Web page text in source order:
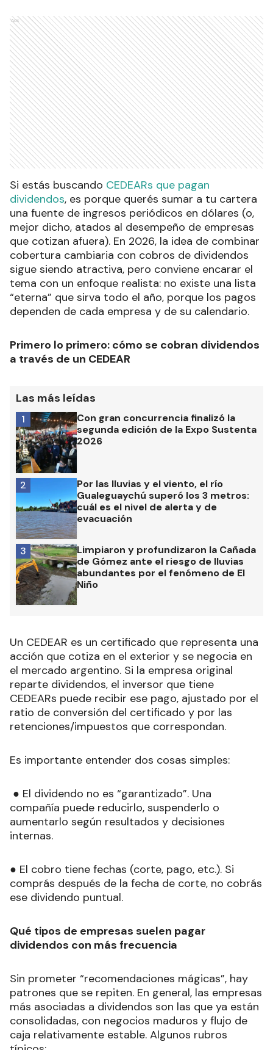
Ads
Si estás buscando CEDEARs que pagan
dividendos, es porque querés sumar a tu cartera
una fuente de ingresos periódicos en dólares (o,
mejor dicho, atados al desempeño de empresas
que cotizan afuera). En 2026, la idea de combinar
cobertura cambiaria con cobros de dividendos
sigue siendo atractiva, pero conviene encarar el
tema con un enfoque realista: no existe una lista
“eterna” que sirva todo el año, porque los pagos
dependen de cada empresa y de su calendario.
Primero lo primero: cómo se cobran dividendos
a través de un CEDEAR
Las más leídas
Con gran concurrencia finalizó la
segunda edición de la Expo Sustenta
2026
1
Por las lluvias y el viento, el río
Gualeguaychú superó los 3 metros:
cuál es el nivel de alerta y de
evacuación
2
Limpiaron y profundizaron la Cañada
de Gómez ante el riesgo de lluvias
abundantes por el fenómeno de El
Niño
3
Un CEDEAR es un certificado que representa una
acción que cotiza en el exterior y se negocia en
el mercado argentino. Si la empresa original
reparte dividendos, el inversor que tiene
CEDEARs puede recibir ese pago, ajustado por el
ratio de conversión del certificado y por las
retenciones/impuestos que correspondan.
Es importante entender dos cosas simples:
● El dividendo no es “garantizado”. Una
compañía puede reducirlo, suspenderlo o
aumentarlo según resultados y decisiones
internas.
● El cobro tiene fechas (corte, pago, etc.). Si
comprás después de la fecha de corte, no cobrás
ese dividendo puntual.
Qué tipos de empresas suelen pagar
dividendos con más frecuencia
Sin prometer “recomendaciones mágicas”, hay
patrones que se repiten. En general, las empresas
más asociadas a dividendos son las que ya están
consolidadas, con negocios maduros y flujo de
caja relativamente estable. Algunos rubros